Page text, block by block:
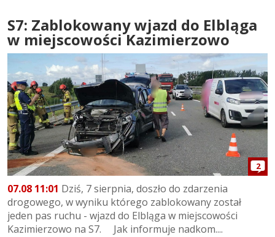
S7: Zablokowany wjazd do Elbląga
w miejscowości Kazimierzowo
2
07.08 11:01 Dziś, 7 sierpnia, doszło do zdarzenia
drogowego, w wyniku którego zablokowany został
jeden pas ruchu - wjazd do Elbląga w miejscowości
Kazimierzowo na S7. Jak informuje nadkom....